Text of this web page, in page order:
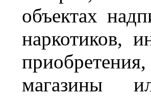
объектах
наркотиков,
магазины